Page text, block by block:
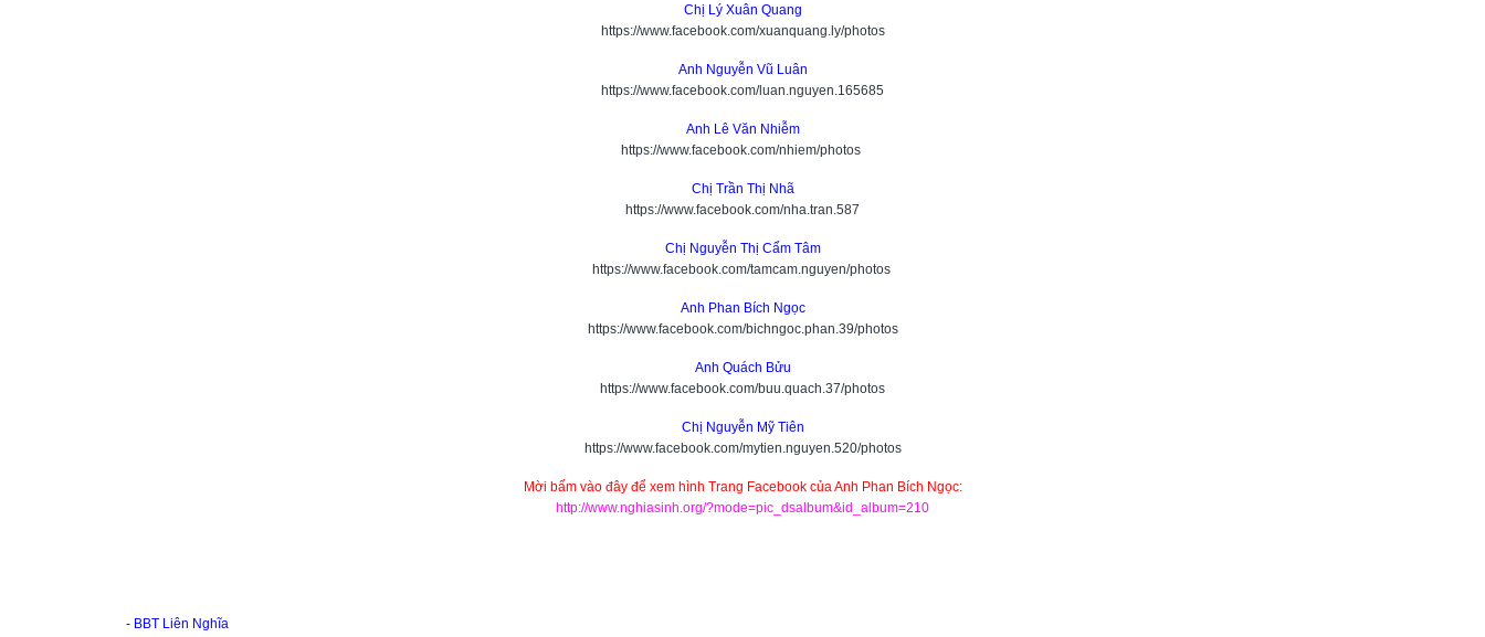
Chị Lý Xuân Quang
https://www.facebook.com/xuanquang.ly/photos
Anh Nguyễn Vũ Luân
https://www.facebook.com/luan.nguyen.165685
Anh Lê Văn Nhiễm
https://www.facebook.com/nhiem/photos
Chị Trần Thị Nhã
https://www.facebook.com/nha.tran.587
Chị Nguyễn Thị Cẩm Tâm
https://www.facebook.com/tamcam.nguyen/photos
Anh Phan Bích Ngọc
https://www.facebook.com/bichngoc.phan.39/photos
Anh Quách Bửu
https://www.facebook.com/buu.quach.37/photos
Chị Nguyễn Mỹ Tiên
https://www.facebook.com/mytien.nguyen.520/photos
Mời bấm vào đây để xem hình Trang Facebook của Anh Phan Bích Ngọc:
http://www.nghiasinh.org/?mode=pic_dsalbum&id_album=210
- BBT Liên Nghĩa